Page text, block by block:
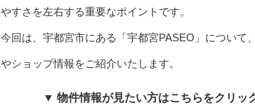
やすさを左右する重要なポイントです。
今回は、宇都宮市にある「宇都宮PASEO」について
やショップ情報をご紹介いたします。
▼ 物件情報が見たい方はこちらをクリッ